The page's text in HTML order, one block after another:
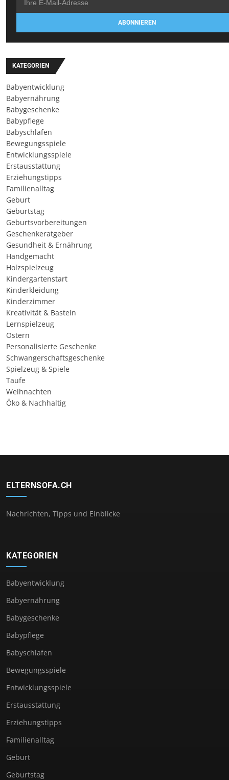
ABONNIEREN
KATEGORIEN
Babyentwicklung
Babyernährung
Babygeschenke
Babypflege
Babyschlafen
Bewegungsspiele
Entwicklungsspiele
Erstausstattung
Erziehungstipps
Familienalltag
Geburt
Geburtstag
Geburtsvorbereitungen
Geschenkeratgeber
Gesundheit & Ernährung
Handgemacht
Holzspielzeug
Kindergartenstart
Kinderkleidung
Kinderzimmer
Kreativität & Basteln
Lernspielzeug
Ostern
Personalisierte Geschenke
Schwangerschaftsgeschenke
Spielzeug & Spiele
Taufe
Weihnachten
Öko & Nachhaltig
ELTERNSOFA.CH
Nachrichten, Tipps und Einblicke
KATEGORIEN
Babyentwicklung
Babyernährung
Babygeschenke
Babypflege
Babyschlafen
Bewegungsspiele
Entwicklungsspiele
Erstausstattung
Erziehungstipps
Familienalltag
Geburt
Geburtstag